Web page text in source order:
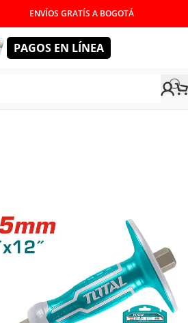
ENVÍOS GRATÍS A BOGOTÁ
PAGOS EN LÍNEA
CINCELES